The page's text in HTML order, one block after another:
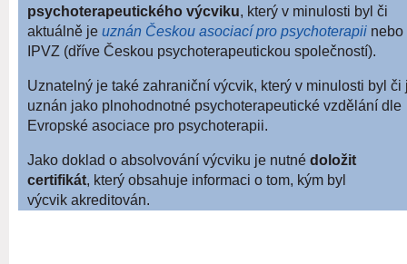
psychoterapeutického výcviku, který v minulosti byl či
aktuálně je uznán Českou asociací pro psychoterapii nebo
IPVZ (dříve Českou psychoterapeutickou společností).
Uznatelný je také zahraniční výcvik, který v minulosti byl či
uznán jako plnohodnotné psychoterapeutické vzdělání dle
Evropské asociace pro psychoterapii.
Jako doklad o absolvování výcviku je nutné doložit
certifikát, který obsahuje informaci o tom, kým byl
výcvik akreditován.